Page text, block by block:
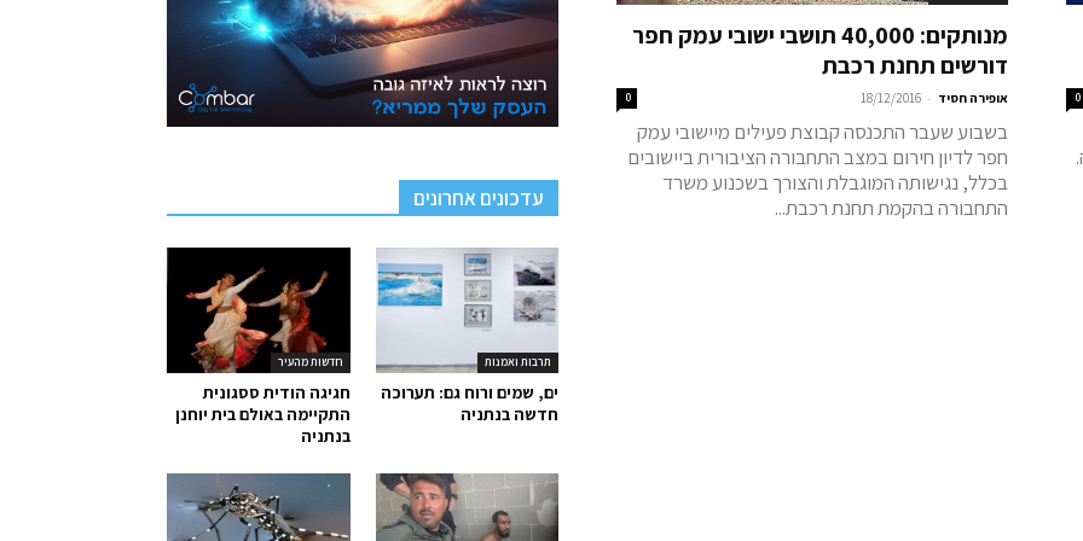
0
מנותקים: 40,000 תושבי ישובי עמק חפר
דורשים תחנת רכבת
אופירה חסיד -
18/12/2016
0
בשבוע שעבר התכנסה קבוצת פעילים מיישובי עמק
חפר לדיון חירום במצב התחבורה הציבורית ביישובים
בכלל, נגישותה המוגבלת והצורך בשכנוע משרד
התחבורה בהקמת תחנת רכבת...
עדכונים אחרונים
חדשות מהעיר
חגיגה הודית ססגונית
התקיימה באולם בית יוחנן
בנתניה
תרבות ואמנות
ים, שמים ורוח גם: תערוכה
חדשה בנתניה